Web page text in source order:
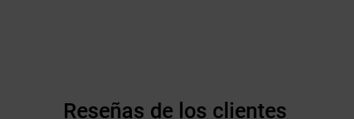
Reseñas de los clientes